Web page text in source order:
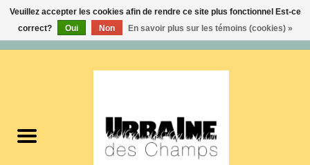
Femmes
Veuillez accepter les cookies afin de rendre ce site plus fonctionnel Est-ce
correct?
Oui Non En savoir plus sur les témoins (cookies) »